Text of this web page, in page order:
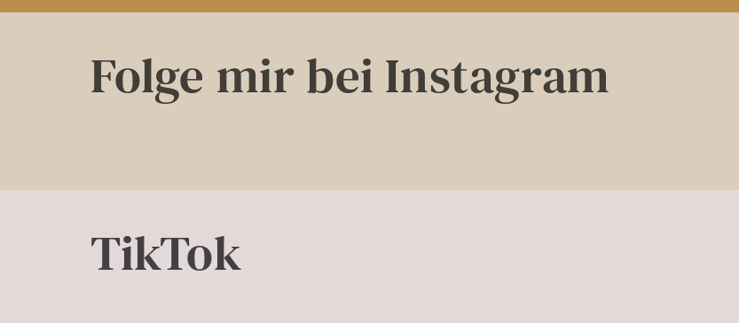
11 Lola
12 Unendliche Geschichte
Folge mir bei Instagram
TikTok